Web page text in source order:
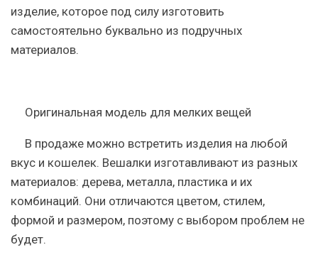
изделие, которое под силу изготовить
самостоятельно буквально из подручных
материалов.
Оригинальная модель для мелких вещей
В продаже можно встретить изделия на любой
вкус и кошелек. Вешалки изготавливают из разных
материалов: дерева, металла, пластика и их
комбинаций. Они отличаются цветом, стилем,
формой и размером, поэтому с выбором проблем не
будет.